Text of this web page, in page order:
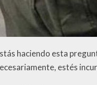
haciendo esta
estés